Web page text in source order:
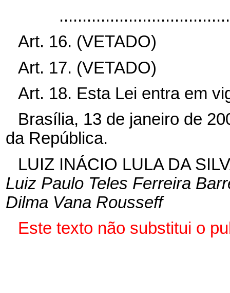
Art. 16. (VETADO)
Art. 17. (VETADO)
Art. 18. Esta Lei entra em
Brasília, 13 de janeiro de
da República.
LUIZ INÁCIO LULA DA
Luiz Paulo Teles Ferreira
Dilma Vana Rousseff
Este texto não substitui o